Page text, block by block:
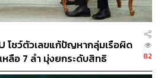
ษฐกิจโลกเสี่ยงชะลอเหลือ
โชว์ตัวเลขแก้ปัญหากลุ่มเรือผิด
ลือ 7 ลำ มุ่งยกระดับสิทธิ
82